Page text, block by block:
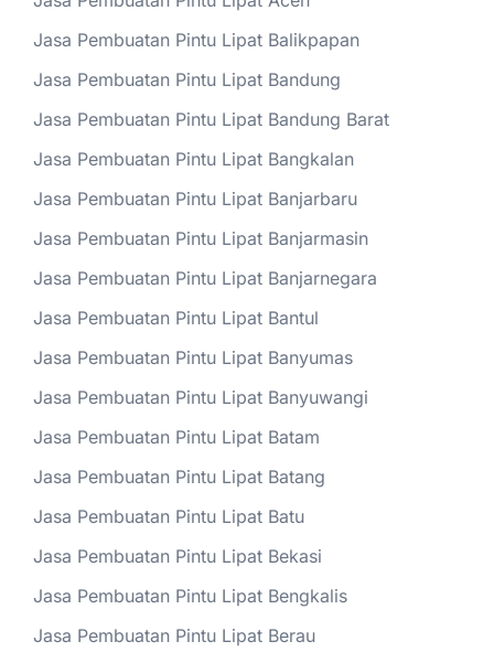
Jasa Pembuatan Pintu Lipat Balikpapan
Jasa Pembuatan Pintu Lipat Bandung
Jasa Pembuatan Pintu Lipat Bandung Barat
Jasa Pembuatan Pintu Lipat Bangkalan
Jasa Pembuatan Pintu Lipat Banjarbaru
Jasa Pembuatan Pintu Lipat Banjarmasin
Jasa Pembuatan Pintu Lipat Banjarnegara
Jasa Pembuatan Pintu Lipat Bantul
Jasa Pembuatan Pintu Lipat Banyumas
Jasa Pembuatan Pintu Lipat Banyuwangi
Jasa Pembuatan Pintu Lipat Batam
Jasa Pembuatan Pintu Lipat Batang
Jasa Pembuatan Pintu Lipat Batu
Jasa Pembuatan Pintu Lipat Bekasi
Jasa Pembuatan Pintu Lipat Bengkalis
Jasa Pembuatan Pintu Lipat Berau